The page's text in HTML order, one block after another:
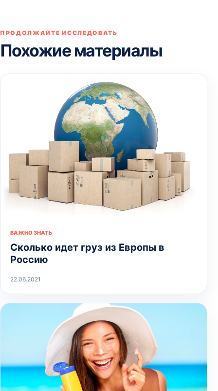
ПРОДОЛЖАЙТЕ ИССЛЕДОВАТЬ
Похожие материалы
ВАЖНО ЗНАТЬ
Сколько идет груз из Европы в
Россию
22.06.2021